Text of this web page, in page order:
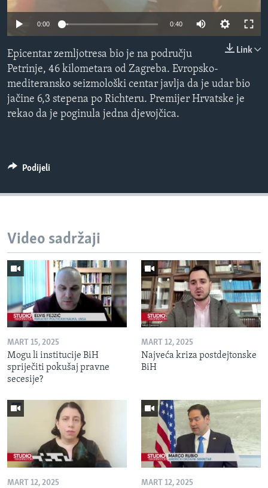
MAGAZIN
Learning English
PRATITE NAS
0:00 0:40
Link
Epicentar zemljotresa bio je na području
Petrinje, 46 kilometara od Zagreba. Evropsko-
mediteransko seizmološki centar javlja da je udar bio
jačine 6,3 stepena po Richteru. Premijer Hrvatske je
rekao da je poginula jedna djevojčica.
Podijeli
Video sadržaji
MART 15, 2025
Mogu li institucije BiH
spriječiti pokušaj pravne
secesije?
MART 12, 2025
Najveća kriza postdejtonske
BiH
MART 12, 2025 MART 12, 2025